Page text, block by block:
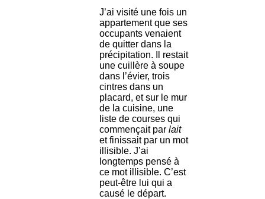
J’ai visité une fois un
appartement que ses
occupants venaient
de quitter dans la
précipitation. Il restait
une cuillère à soupe
dans l’évier, trois
cintres dans un
placard, et sur le mur
de la cuisine, une
liste de courses qui
commençait par lait
et finissait par un mot
illisible. J’ai
longtemps pensé à
ce mot illisible. C’est
peut-être lui qui a
causé le départ.